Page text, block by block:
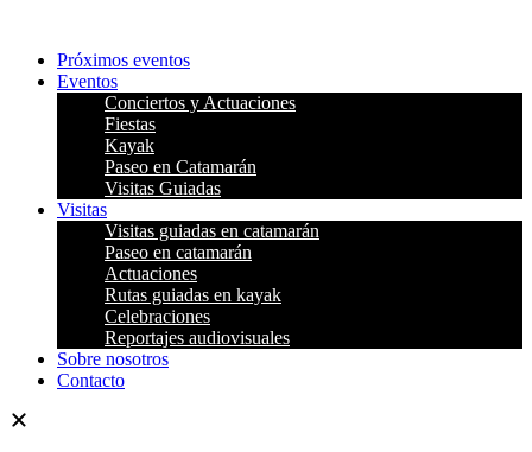
contenidoPróximos eventos
Eventos
Conciertos y Actuaciones
Fiestas
Kayak
Paseo en Catamarán
Visitas Guiadas
Visitas
Visitas guiadas en catamarán
Paseo en catamarán
Actuaciones
Rutas guiadas en kayak
Celebraciones
Reportajes audiovisuales
Sobre nosotros
Contacto